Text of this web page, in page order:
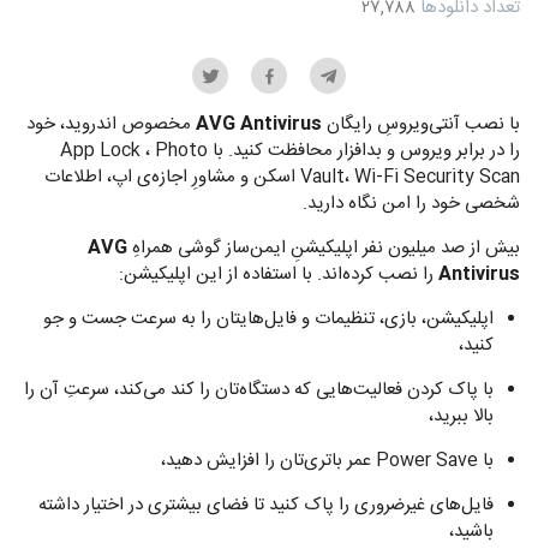
تعداد دانلودها ۲۷,۷۸۸
با نصب آنتی‌ویروسِ رایگان AVG Antivirus مخصوص اندروید، خود
را در برابر ویروس و بدافزار محافظت کنید. با App Lock ، Photo
Vault، Wi-Fi Security Scan اسکن و مشاورِ اجازه‌ی اپ، اطلاعات
شخصی خود را امن نگاه دارید.
بیش از صد میلیون نفر اپلیکیشنِ ایمن‌ساز گوشی همراهِAVG
Antivirus را نصب کرده‌اند. با استفاده از این اپلیکیشن:
اپلیکیشن، بازی، تنظیمات و فایل‌هایتان را به سرعت جست و جو
کنید،
با پاک کردن فعالیت‌هایی که دستگاه‌تان را کند می‌کند، سرعتِ آن را
بالا ببرید،
با Power Save عمر باتری‌تان را افزایش دهید،
فایل‌های غیرضروری را پاک کنید تا فضای بیشتری در اختیار داشته
باشید،